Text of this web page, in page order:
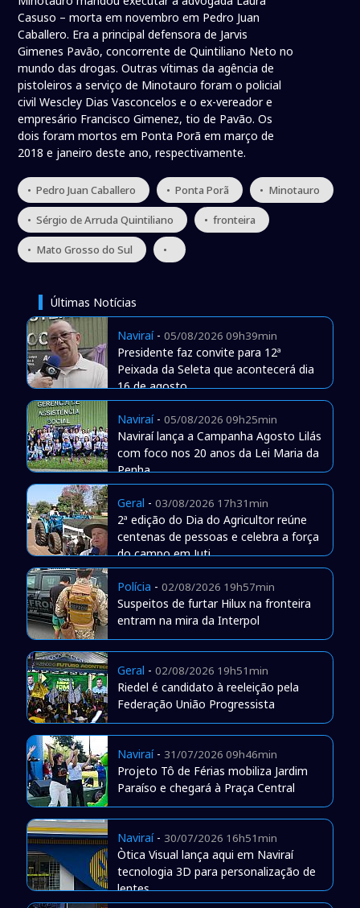
Casuso – morta em novembro em Pedro Juan
Caballero. Era a principal defensora de Jarvis
Gimenes Pavão, concorrente de Quintiliano Neto no
mundo das drogas. Outras vítimas da agência de
pistoleiros a serviço de Minotauro foram o policial
civil Wescley Dias Vasconcelos e o ex-vereador e
empresário Francisco Gimenez, tio de Pavão. Os
dois foram mortos em Ponta Porã em março de
2018 e janeiro deste ano, respectivamente.
• Pedro Juan Caballero • Ponta Porã • Minotauro
• Sérgio de Arruda Quintiliano • fronteira
• Mato Grosso do Sul •
Últimas Notícias
Naviraí- 05/08/2026 09h39min
Presidente faz convite para 12ª
Peixada da Seleta que acontecerá dia
16 de agosto
Naviraí- 05/08/2026 09h25min
Naviraí lança a Campanha Agosto Lilás
com foco nos 20 anos da Lei Maria da
Penha
Geral - 03/08/2026 17h31min
2ª edição do Dia do Agricultor reúne
centenas de pessoas e celebra a força
do campo em Juti
Polícia - 02/08/2026 19h57min
Suspeitos de furtar Hilux na fronteira
entram na mira da Interpol
Geral - 02/08/2026 19h51min
Riedel é candidato à reeleição pela
Federação União Progressista
Naviraí- 31/07/2026 09h46min
Projeto Tô de Férias mobiliza Jardim
Paraíso e chegará à Praça Central
Naviraí- 30/07/2026 16h51min
Òtica Visual lança aqui em Naviraí
tecnologia 3D para personalização de
lentes